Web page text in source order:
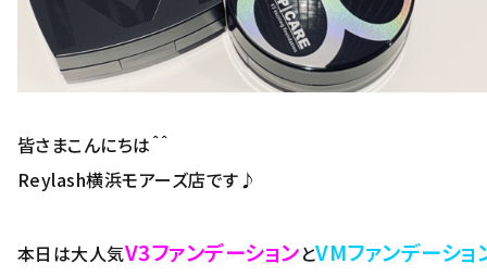
皆さまこんにちは＾＾
Reylash横浜モアーズ店です♪
本日は大人気V3ファンデーションとVMファンデーショ